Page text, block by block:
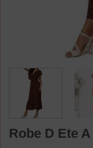
Robe D Ete